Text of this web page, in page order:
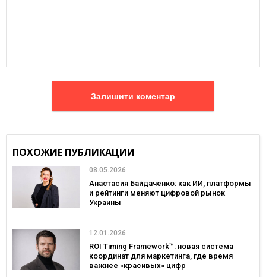
Залишити коментар
ПОХОЖИЕ ПУБЛИКАЦИИ
08.05.2026
Анастасия Байдаченко: как ИИ, платформы
и рейтинги меняют цифровой рынок
Украины
12.01.2026
ROI Timing Framework™: новая система
координат для маркетинга, где время
важнее «красивых» цифр